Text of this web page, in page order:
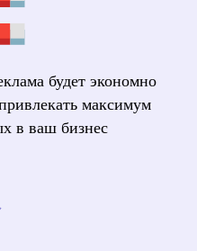
будет экономно
максимум
в ваш бизнес